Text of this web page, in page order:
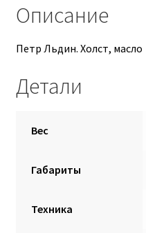
Доставка
Ефанова Анна
Запылихин Дмитрий
Иукканен Дарья
Корзина
Описание
Петр Льдин. Холст, масло
Детали
Вес
Габариты
Техника